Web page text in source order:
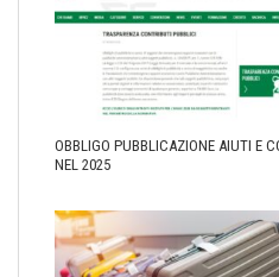
OBBLIGO PUBBLICAZIONE AIUTI E
NEL 2025